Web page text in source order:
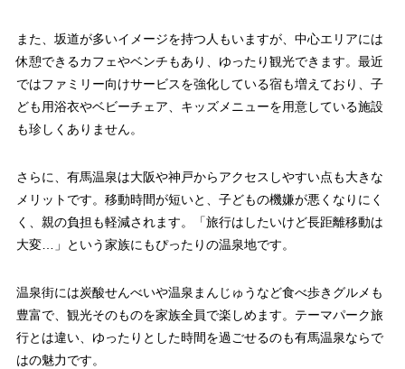
また、坂道が多いイメージを持つ人もいますが、中心エリアには
休憩できるカフェやベンチもあり、ゆったり観光できます。最近
ではファミリー向けサービスを強化している宿も増えており、子
ども用浴衣やベビーチェア、キッズメニューを用意している施設
も珍しくありません。
さらに、有馬温泉は大阪や神戸からアクセスしやすい点も大きな
メリットです。移動時間が短いと、子どもの機嫌が悪くなりにく
く、親の負担も軽減されます。「旅行はしたいけど長距離移動は
大変…」という家族にもぴったりの温泉地です。
温泉街には炭酸せんべいや温泉まんじゅうなど食べ歩きグルメも
豊富で、観光そのものを家族全員で楽しめます。テーマパーク旅
行とは違い、ゆったりとした時間を過ごせるのも有馬温泉ならで
はの魅力です。